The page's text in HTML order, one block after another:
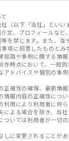
（以下「当社」といい
文、プロフィールなど
を禁じます。また、当
項に同意したものとみ
知識や事例に関する情
作時点において、一般
アドバイスや個別の事
正確性の確保、最新情
情報内容の正確性につ
利用により利用者に何
による場合を除き、当
ついては利用者が一切
しに変更されることが